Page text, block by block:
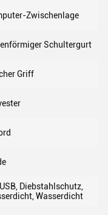
Zwischenlage
Schultergurt
Griff
Diebstahlschutz,
Wasserdicht